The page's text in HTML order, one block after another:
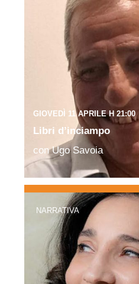
GIOVEDÌ 11 APRILE H 21:00
Libri d’inciampo
con Ugo Savoia
NARRATIVA